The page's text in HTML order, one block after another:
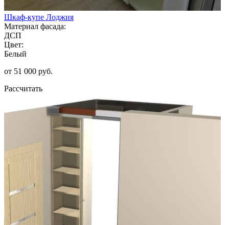
Шкаф-купе Лоджия
Материал фасада:
ДСП
Цвет:
Белый
от 51 000 руб.
Рассчитать